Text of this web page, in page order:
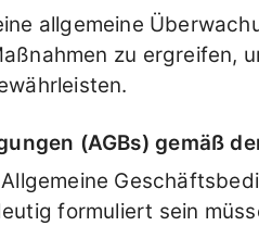
allgemeine
zu ergreifen,
(AGBs) gemäß
formuliert sein